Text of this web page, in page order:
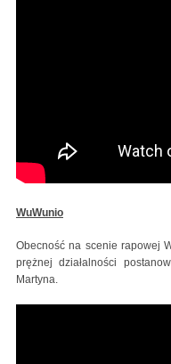
WuWunio
Obecność na scenie rapowej
prężnej działalności
Martyna.